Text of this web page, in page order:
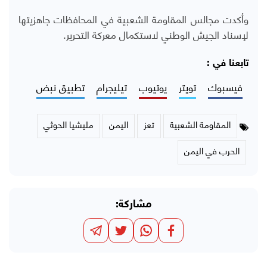
وأكدت مجالس المقاومة الشعبية في المحافظات جاهزيتها
لإسناد الجيش الوطني لاستكمال معركة التحرير.
تابعنا في :
فيسبوك تويتر يوتيوب تيليجرام تطبيق نبض
المقاومة الشعبية تعز اليمن
مليشيا الحوثي
الحرب في اليمن
مشاركة: